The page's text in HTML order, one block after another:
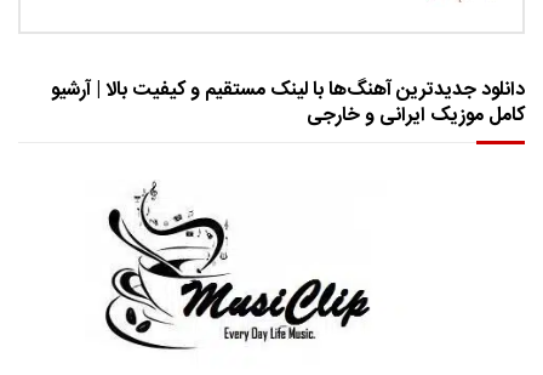
دانلود جدیدترین آهنگ‌ها با لینک مستقیم و کیفیت بالا | آرشیو
کامل موزیک ایرانی و خارجی